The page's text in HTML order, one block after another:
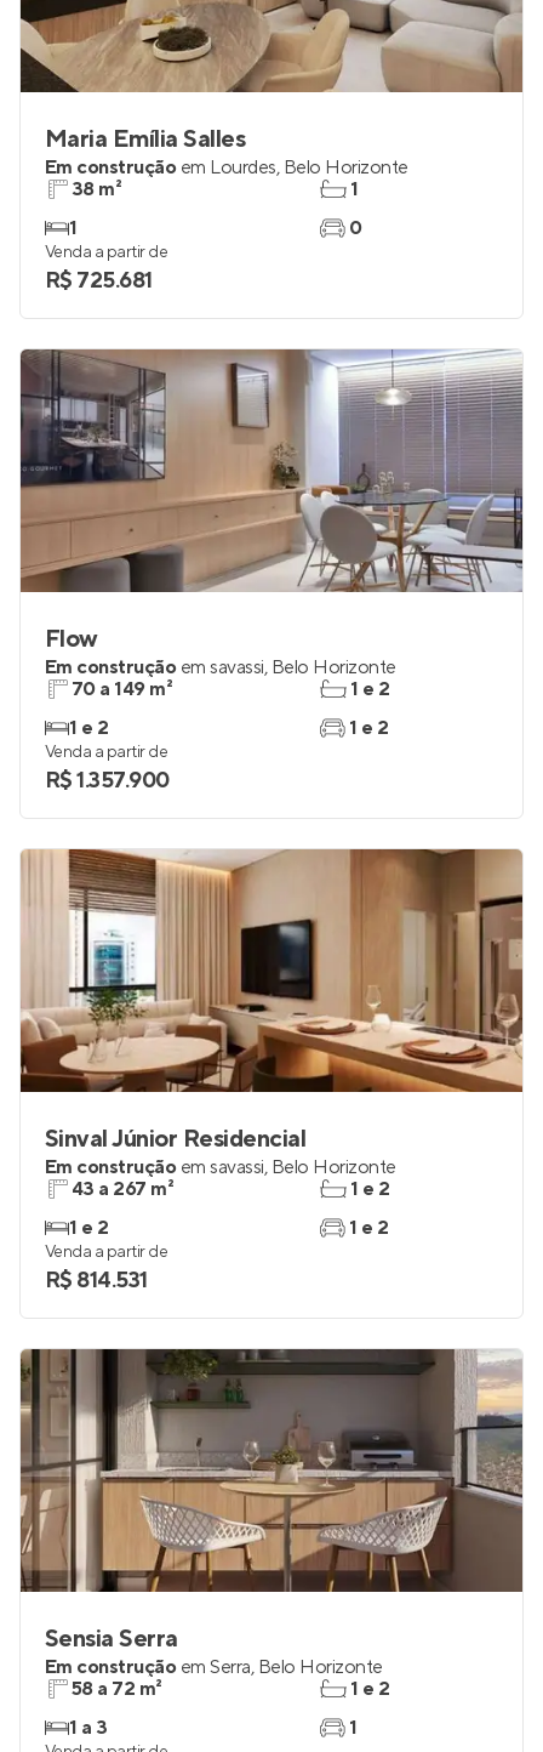
Maria Emília Salles
Em construção em Lourdes, Belo Horizonte
38 m²
1
1
0
Venda a partir de
R$ 725.681
Flow
Em construção em savassi, Belo Horizonte
70 a 149 m²
1 e 2
1 e 2
1 e 2
Venda a partir de
R$ 1.357.900
Sinval Júnior Residencial
Em construção em savassi, Belo Horizonte
43 a 267 m²
1 e 2
1 e 2
1 e 2
Venda a partir de
R$ 814.531
Sensia Serra
Em construção em Serra, Belo Horizonte
58 a 72 m²
1 a 3
1 e 2
1